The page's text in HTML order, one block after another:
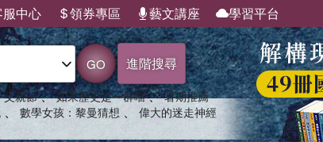
服中心 領券專區 藝文講座 學習平台
GO 進階搜尋
父親節 、 如果歷史是一群喵 、 暑期推薦
、 數學女孩：黎曼猜想 、 偉大的迷走神經